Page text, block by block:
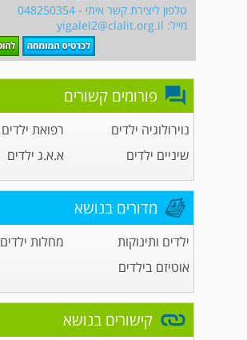
טלפון ליצירת קשר איתי - 048250354
מייל: yigalel2@clalit.org.il
פורומים קשורים
נוירולוגיה ילדים
רפואת ילדים
שיניים ילדים
א.א.ג ילדים
מדורים בנושא
ילדים ותינוקות
מחלות ילדים
אוטיזם בילדים
קישורים בנושא